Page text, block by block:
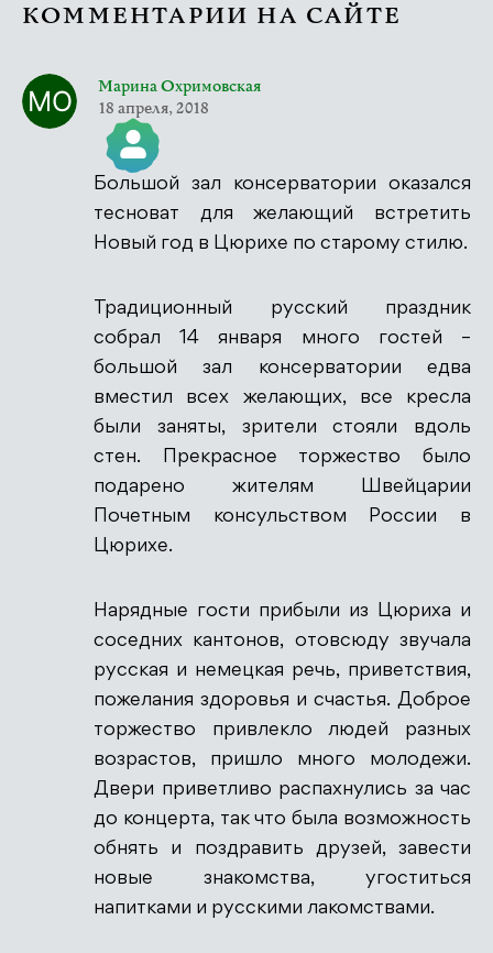
КОММЕНТАРИИ НА САЙТЕ
Марина Охримовская
18 апреля, 2018
Значок &quot;Реальный человек&quot;
Антиспам от CleanTalk
Большой зал консерватории оказался
тесноват для желающий встретить
Новый год в Цюрихе по старому стилю.
Традиционный русский праздник
собрал 14 января много гостей –
большой зал консерватории едва
вместил всех желающих, все кресла
были заняты, зрители стояли вдоль
стен. Прекрасное торжество было
подарено жителям Швейцарии
Почетным консульством России в
Цюрихе.
Нарядные гости прибыли из Цюриха и
соседних кантонов, отовсюду звучала
русская и немецкая речь, приветствия,
пожелания здоровья и счастья. Доброе
торжество привлекло людей разных
возрастов, пришло много молодежи.
Двери приветливо распахнулись за час
до концерта, так что была возможность
обнять и поздравить друзей, завести
новые знакомства, угоститься
напитками и русскими лакомствами.